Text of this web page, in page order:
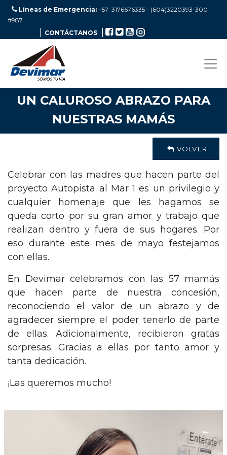
Líneas de Emergencia: +57 3176676335 - (604)3220393-300 -
#987
CONTÁCTANOS
UN CALUROSO ABRAZO PARA
NUESTRAS MAMÁS
VOLVER
Celebrar con las madres que hacen parte del
proyecto Autopista al Mar 1 es un privilegio y
cualquier homenaje que les hagamos se
queda corto por su gran amor y trabajo que
realizan dentro y fuera de sus hogares. Por
eso durante este mes de mayo festejamos
con ellas.
En Devimar celebramos con las 57 mamás
que hacen parte de nuestra concesión,
reconociendo el valor de un abrazo y de
agradecer siempre el poder tenerlo de parte
de ellas. Adicionalmente, recibieron gratas
sorpresas. Gracias a ellas por tanto amor y
tanta dedicación.
¡Las queremos mucho!